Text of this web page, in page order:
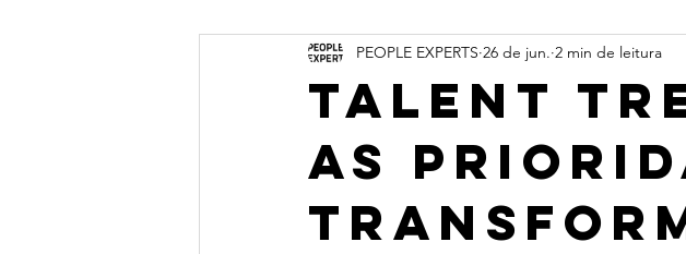
Talent
as
PEOPLE EXPERTS 26 de jun. 2 min de leitura